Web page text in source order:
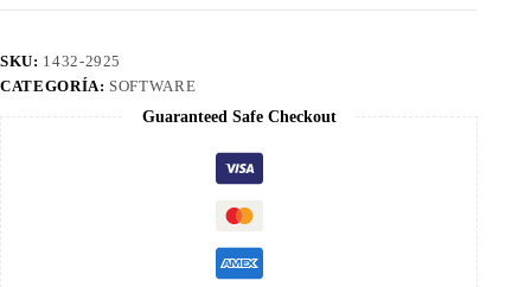
SKU: 1432-2925
CATEGORÍA: SOFTWARE
Guaranteed Safe Checkout